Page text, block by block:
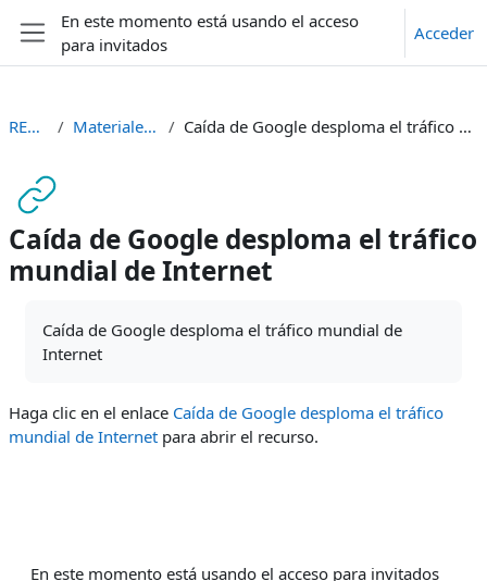
Salta al contenido principal
Panel lateral
En este momento está usando el acceso
para invitados
Acceder
REDES I Materiales Varios Caída de Google desploma el tráfico mundial de Internet
Caída de Google desploma el tráfico
mundial de Internet
Caída de Google desploma el tráfico mundial de
Internet
Haga clic en el enlace Caída de Google desploma el tráfico
mundial de Internet para abrir el recurso.
En este momento está usando el acceso para invitados